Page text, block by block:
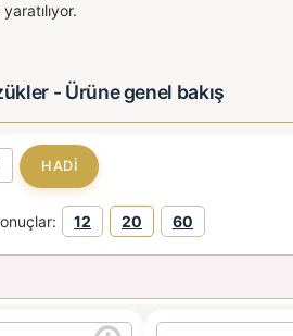
- Ürüne genel bakış
12 20 60